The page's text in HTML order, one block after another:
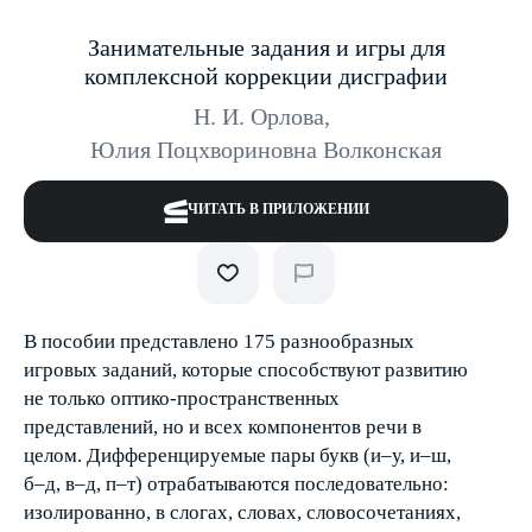
Занимательные задания и игры для
комплексной коррекции дисграфии
Н. И. Орлова,
Юлия Поцхвориновна Волконская
ЧИТАТЬ В ПРИЛОЖЕНИИ
В пособии представлено 175 разнообразных
игровых заданий, которые способствуют развитию
не только оптико-пространственных
представлений, но и всех компонентов речи в
целом. Дифференцируемые пары букв (и–у, и–ш,
б–д, в–д, п–т) отрабатываются последовательно:
изолированно, в слогах, словах, словосочетаниях,